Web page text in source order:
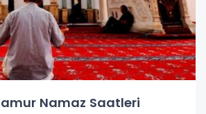
Namaz Saatleri